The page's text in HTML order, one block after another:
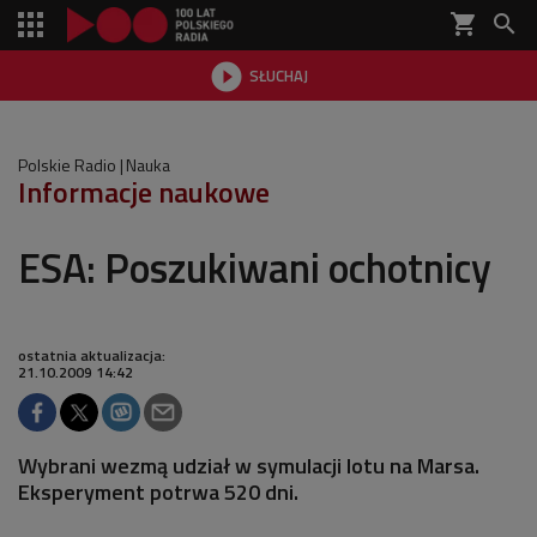
shopping_cart 
 SŁUCHAJ

Polskie Radio Nauka
Informacje naukowe
ESA: Poszukiwani ochotnicy
ostatnia aktualizacja:
21.10.2009 14:42
Wybrani wezmą udział w symulacji lotu na Marsa.
Eksperyment potrwa 520 dni.